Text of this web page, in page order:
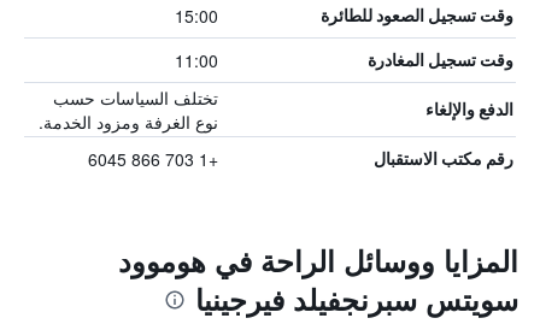
وقت تسجيل الصعود للطائرة 15:00
وقت تسجيل المغادرة 11:00
الدفع والإلغاء
تختلف السياسات حسب
نوع الغرفة ومزود الخدمة.
رقم مكتب الاستقبال +1 703 866 6045
المزايا ووسائل الراحة في هوموود
سويتس سبرنجفيلد فيرجينيا